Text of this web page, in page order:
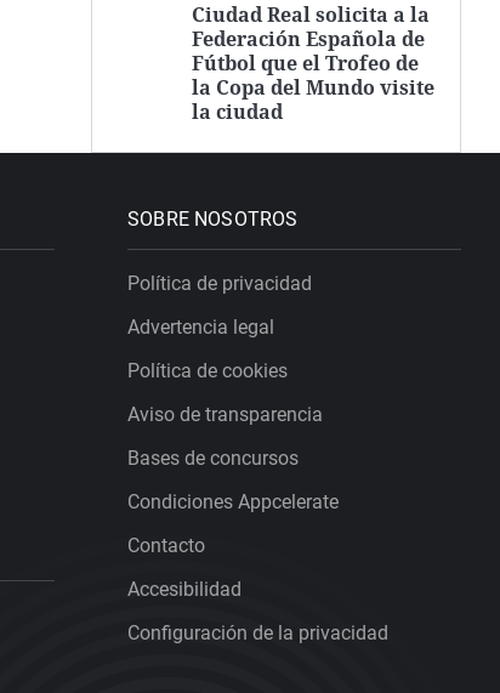
Ciudad Real solicita a la
Federación Española de
Fútbol que el Trofeo de
la Copa del Mundo visite
la ciudad
SOBRE NOSOTROS
Política de privacidad
Advertencia legal
Política de cookies
Aviso de transparencia
Bases de concursos
Condiciones Appcelerate
Contacto
Accesibilidad
Configuración de la privacidad